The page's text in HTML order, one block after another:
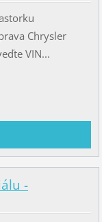
Chrysler
VIN...
-